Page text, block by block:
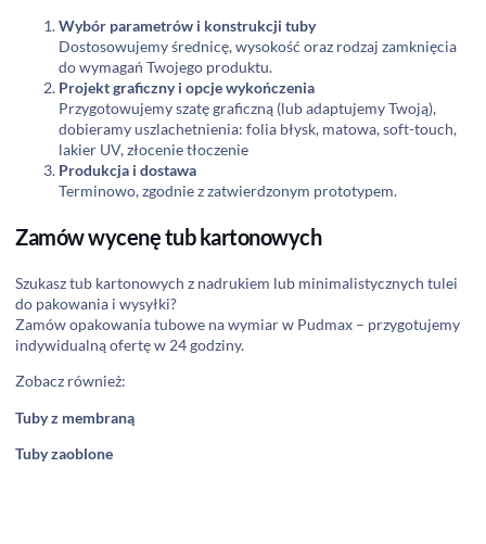
Wybór parametrów i konstrukcji tuby
Dostosowujemy średnicę, wysokość oraz rodzaj zamknięcia
do wymagań Twojego produktu.
Projekt graficzny i opcje wykończenia
Przygotowujemy szatę graficzną (lub adaptujemy Twoją),
dobieramy uszlachetnienia: folia błysk, matowa, soft-touch,
lakier UV, złocenie tłoczenie
Produkcja i dostawa
Terminowo, zgodnie z zatwierdzonym prototypem.
Zamów wycenę tub kartonowych
Szukasz tub kartonowych z nadrukiem lub minimalistycznych tulei
do pakowania i wysyłki?
Zamów opakowania tubowe na wymiar w Pudmax – przygotujemy
indywidualną ofertę w 24 godziny.
Zobacz również:
Tuby z membraną
Tuby zaoblone